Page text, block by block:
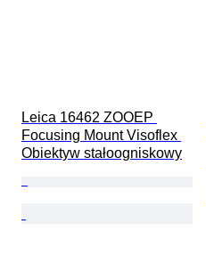
Leica 16462 ZOOEP
Focusing Mount Visoflex
Obiektyw stałoogniskowy